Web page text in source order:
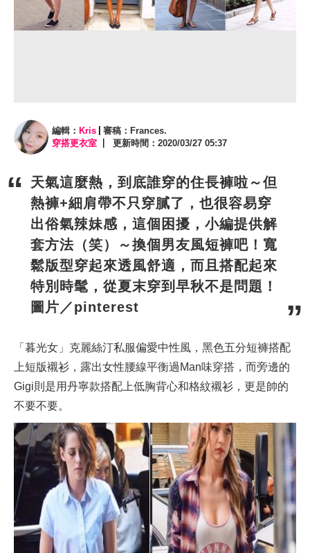
編輯： Kris
審稿：Frances.
穿搭更衣室
更新時間：2020/03/27 05:37
天氣這麼熱，到底誰穿的住長褲啦～但
熱褲+細肩帶不只穿膩了，也很容易穿
出俗氣辣妹感，這個困擾，小編提供解
套方法（笑）～換個男友風短褲吧！寬
鬆版型穿起來透風舒適，而且搭配起來
特別時髦，從夏末穿到早秋不是問題！
圖片／pinterest
「暮光女」克麗絲汀私服偏愛中性風，黑色五分短褲搭配
上短版襯衫，露出女性腰線平衡過Man味穿搭，而旁邊的
Gigi則是用丹寧款搭配上低胸背心和格紋襯衫，更是帥的
不要不要。